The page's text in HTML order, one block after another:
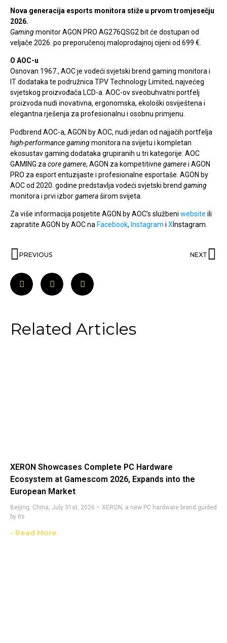
Nova generacija esports monitora stiže u prvom tromjesečju
2026.
Gamingmonitor AGON PRO AG276QSG2 bit će dostupan od
veljače 2026. po preporučenoj maloprodajnoj cijeni od 699 €.
O AOC-u
Osnovan 1967., AOC je vodeći svjetski brend gaming monitora i
IT dodataka te podružnica TPV Technology Limited, najvećeg
svjetskog proizvođača LCD-a. AOC-ov sveobuhvatni portfelj
proizvoda nudi inovativna, ergonomska, ekološki osviještena i
elegantna rješenja za profesionalnu i osobnu primjenu.
Podbrend AOC-a, AGON by AOC, nudi jedan od najjačih portfelja
high-performance gamingmonitora na svijetu i kompletan
ekosustav gaming dodataka grupiranih u tri kategorije: AOC
GAMING za core gamere, AGON za kompetitivne gamerei AGON
PRO za esport entuzijaste i profesionalne esportaše. AGON by
AOC od 2020. godine predstavlja vodeći svjetski brend gaming
monitora i prvi izborgameraširom svijeta.
Za više informacija posjetite AGON by AOC’s službeni website ili
zapratite AGON by AOC na Facebook, Instagram i X Instagram.
PREVIOUS NEXT
Related Articles
XERON Showcases Complete PC Hardware
Ecosystem at Gamescom 2026, Expands into the
European Market
Beijing, China, July 31st, 2026 – XERON, a new PC hardware brand guided
by its
- Read More